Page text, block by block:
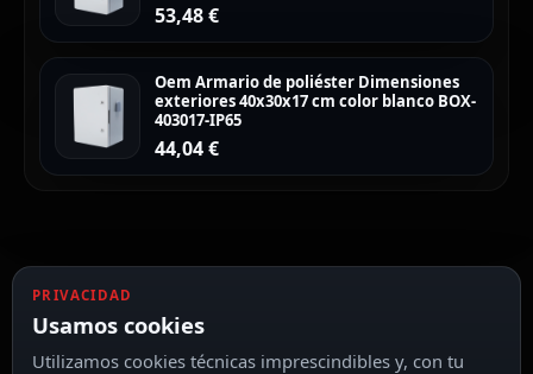
53,48€
Oem Armario de poliéster Dimensiones
exteriores 40x30x17 cm color blanco BOX-
403017-IP65
44,04€
PRIVACIDAD
Usamos cookies
Utilizamos cookies técnicas imprescindibles y, con tu